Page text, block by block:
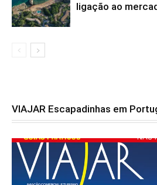
ligação ao
VIAJAR Escapadinhas em